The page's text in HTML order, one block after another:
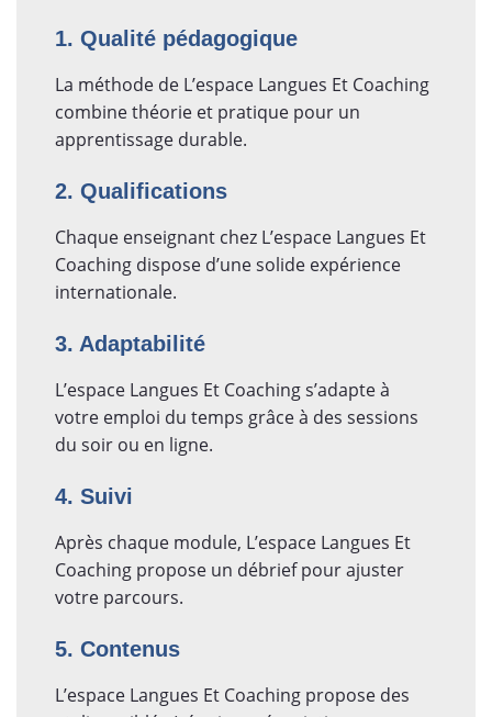
1. Qualité pédagogique
La méthode de L’espace Langues Et Coaching
combine théorie et pratique pour un
apprentissage durable.
2. Qualifications
Chaque enseignant chez L’espace Langues Et
Coaching dispose d’une solide expérience
internationale.
3. Adaptabilité
L’espace Langues Et Coaching s’adapte à
votre emploi du temps grâce à des sessions
du soir ou en ligne.
4. Suivi
Après chaque module, L’espace Langues Et
Coaching propose un débrief pour ajuster
votre parcours.
5. Contenus
L’espace Langues Et Coaching propose des